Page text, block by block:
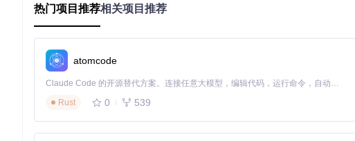
# 验证安装是否成功
autocut --help
首次使用：如何用文本编辑完成视频剪辑？
不知道如何开始你的第一次剪辑？按照以下简单步骤操作：
运行AutoCut处理视频文件：
执行命令生成剪辑后的视频：autocut --edit your_video.md
热门项目推荐相关项目推荐
atomcode
Claude Code 的开源替代方案。连接任意大模型，编辑代码，运行命令，自动验证 — 全自动执行。用 Rust 构建，极致性能。 ｜ An open-source alternative to Claude Code. Connect any LLM, edit code, run commands, and verify changes — autonomously. Built in Rust for speed. Get Started
Rust
0 539